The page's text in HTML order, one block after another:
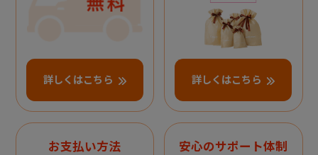
詳しくはこちら 詳しくはこちら
お支払い方法 安心のサポート体制